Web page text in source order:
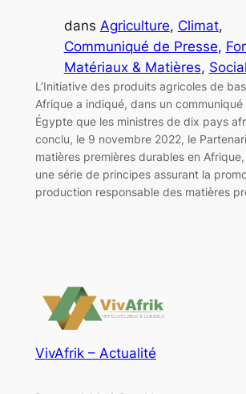
dans Agriculture, Climat
Communiqué de Presse,
Matériaux & Matières, Social
L’Initiative des produits agricoles de
Afrique a indiqué, dans un
Égypte que les ministres de dix pays
conclu, le 9 novembre 2022, le
matières premières durables en
une série de principes assurant la
production responsable des matières
VivAfrik – Actualité